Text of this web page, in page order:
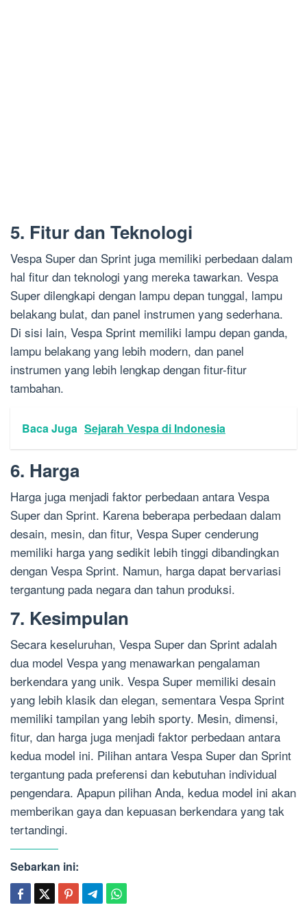
5. Fitur dan Teknologi
Vespa Super dan Sprint juga memiliki perbedaan dalam
hal fitur dan teknologi yang mereka tawarkan. Vespa
Super dilengkapi dengan lampu depan tunggal, lampu
belakang bulat, dan panel instrumen yang sederhana.
Di sisi lain, Vespa Sprint memiliki lampu depan ganda,
lampu belakang yang lebih modern, dan panel
instrumen yang lebih lengkap dengan fitur-fitur
tambahan.
Baca Juga Sejarah Vespa di Indonesia
6. Harga
Harga juga menjadi faktor perbedaan antara Vespa
Super dan Sprint. Karena beberapa perbedaan dalam
desain, mesin, dan fitur, Vespa Super cenderung
memiliki harga yang sedikit lebih tinggi dibandingkan
dengan Vespa Sprint. Namun, harga dapat bervariasi
tergantung pada negara dan tahun produksi.
7. Kesimpulan
Secara keseluruhan, Vespa Super dan Sprint adalah
dua model Vespa yang menawarkan pengalaman
berkendara yang unik. Vespa Super memiliki desain
yang lebih klasik dan elegan, sementara Vespa Sprint
memiliki tampilan yang lebih sporty. Mesin, dimensi,
fitur, dan harga juga menjadi faktor perbedaan antara
kedua model ini. Pilihan antara Vespa Super dan Sprint
tergantung pada preferensi dan kebutuhan individual
pengendara. Apapun pilihan Anda, kedua model ini akan
memberikan gaya dan kepuasan berkendara yang tak
tertandingi.
Sebarkan ini: